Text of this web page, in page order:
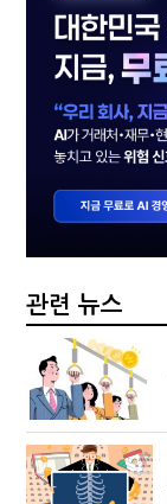
관련 뉴스